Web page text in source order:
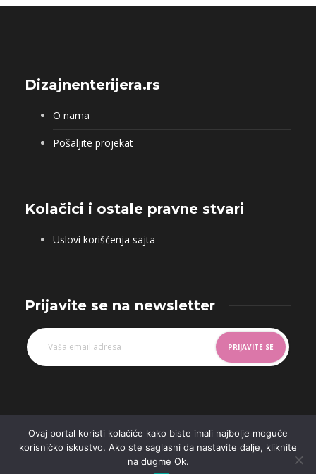
Dizajnenterijera.rs
O nama
Pošaljite projekat
Kolačici i ostale pravne stvari
Uslovi korišćenja sajta
Prijavite se na newsletter
Ovaj portal koristi kolačiće kako biste imali najbolje moguće
korisničko iskustvo. Ako ste saglasni da nastavite dalje, kliknite
na dugme Ok.